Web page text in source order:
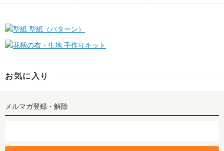
型紙（パターン）
手作りキット
お気に入り
メルマガ登録・解除